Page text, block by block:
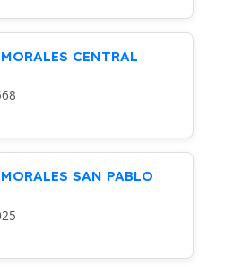
CENTRAL
SAN PABLO